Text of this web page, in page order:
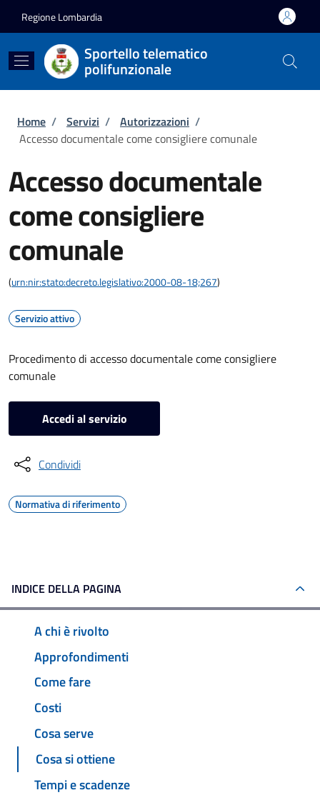
Regione Lombardia
Sportello telematico
polifunzionale
Briciole di pane
Home / Servizi / Autorizzazioni /
Accesso documentale come consigliere comunale
Accesso documentale
come consigliere
comunale
(urn:nir:stato:decreto.legislativo:2000-08-18;267)
Servizio attivo
Procedimento di accesso documentale come consigliere
comunale
Accedi al servizio
Condividi
Normativa di riferimento
INDICE DELLA PAGINA
A chi è rivolto
Approfondimenti
Come fare
Costi
Cosa serve
Cosa si ottiene
Tempi e scadenze